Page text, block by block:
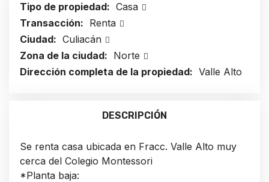
Tipo de propiedad: Casa
Transacción: Renta
Ciudad: Culiacán
Zona de la ciudad: Norte
Dirección completa de la propiedad: Valle Alto
DESCRIPCIÓN
Se renta casa ubicada en Fracc. Valle Alto muy
cerca del Colegio Montessori
*Planta baja: